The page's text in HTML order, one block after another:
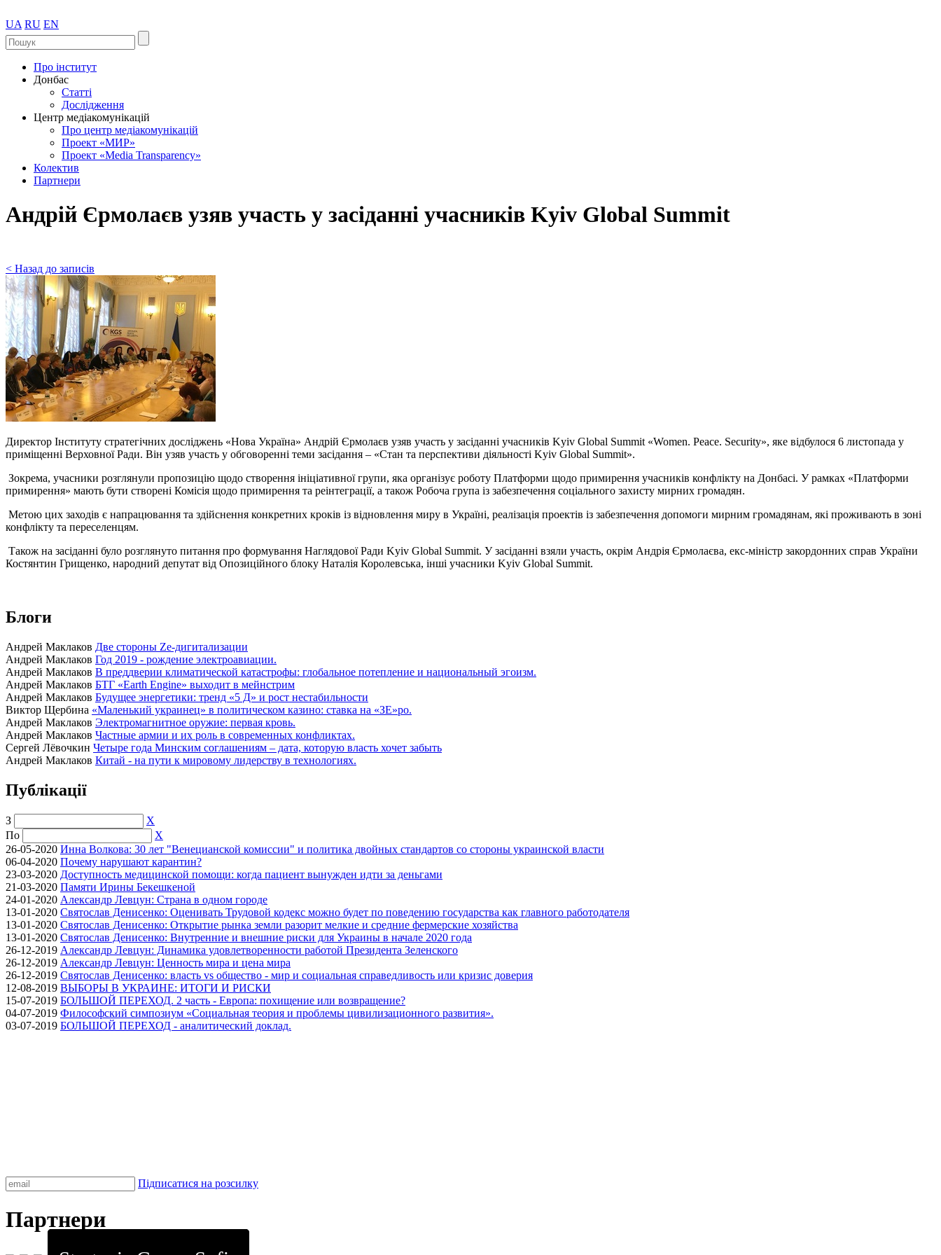
UA RU EN
Про інститут
Донбас
Статті
Дослідження
Центр медіакомунікацій
Про центр медіакомунікацій
Проект «МИР»
Проект «Media Transparency»
Колектив
Партнери
Андрій Єрмолаєв узяв участь у засіданні учасників Kyiv Global Summit
< Назад до записів
Директор Інституту стратегічних досліджень «Нова Україна» Андрій Єрмолаєв узяв участь у засіданні учасників Kyiv Global Summit «Women. Peace. Security», яке відбулося 6 листопада у
приміщенні Верховної Ради. Він узяв участь у обговоренні теми засідання – «Стан та перспективи діяльності Kyiv Global Summit».
Зокрема, учасники розглянули пропозицію щодо створення ініціативної групи, яка організує роботу Платформи щодо примирення учасників конфлікту на Донбасі. У рамках «Платформи
примирення» мають бути створені Комісія щодо примирення та реінтеграції, а також Робоча група із забезпечення соціального захисту мирних громадян.
Метою цих заходів є напрацювання та здійснення конкретних кроків із відновлення миру в Україні, реалізація проектів із забезпечення допомоги мирним громадянам, які проживають в зоні
конфлікту та переселенцям.
Також на засіданні було розглянуто питання про формування Наглядової Ради Kyiv Global Summit. У засіданні взяли участь, окрім Андрія Єрмолаєва, екс-міністр закордонних справ України
Костянтин Грищенко, народний депутат від Опозиційного блоку Наталія Королевська, інші учасники Kyiv Global Summit.
Блоги
Андрей Маклаков Две стороны Ze-дигитализации
Андрей Маклаков Год 2019 - рождение электроавиации.
Андрей Маклаков В преддверии климатической катастрофы: глобальное потепление и национальный эгоизм.
Андрей Маклаков БТГ «Earth Engine» выходит в мейнстрим
Андрей Маклаков Будущее энергетики: тренд «5 Д» и рост нестабильности
Виктор Щербина «Маленький украинец» в политическом казино: ставка на «ЗЕ»ро.
Андрей Маклаков Электромагнитное оружие: первая кровь.
Андрей Маклаков Частные армии и их роль в современных конфликтах.
Сергей Лёвочкин Четыре года Минским соглашениям – дата, которую власть хочет забыть
Андрей Маклаков Китай - на пути к мировому лидерству в технологиях.
Публікації
З
X
По
X
26-05-2020 Инна Волкова: 30 лет "Венецианской комиссии" и политика двойных стандартов со стороны украинской власти
06-04-2020 Почему нарушают карантин?
23-03-2020 Доступность медицинской помощи: когда пациент вынужден идти за деньгами
21-03-2020 Памяти Ирины Бекешкеной
24-01-2020 Александр Левцун: Страна в одном городе
13-01-2020 Святослав Денисенко: Оценивать Трудовой кодекс можно будет по поведению государства как главного работодателя
13-01-2020 Святослав Денисенко: Открытие рынка земли разорит мелкие и средние фермерские хозяйства
13-01-2020 Святослав Денисенко: Внутренние и внешние риски для Украины в начале 2020 года
26-12-2019 Александр Левцун: Динамика удовлетворенности работой Президента Зеленского
26-12-2019 Александр Левцун: Ценность мира и цена мира
26-12-2019 Святослав Денисенко: власть vs общество - мир и социальная справедливость или кризис доверия
12-08-2019 ВЫБОРЫ В УКРАИНЕ: ИТОГИ И РИСКИ
15-07-2019 БОЛЬШОЙ ПЕРЕХОД. 2 часть - Европа: похищение или возвращение?
04-07-2019 Философский симпозиум «Социальная теория и проблемы цивилизационного развития».
03-07-2019 БОЛЬШОЙ ПЕРЕХОД - аналитический доклад.
Підписатися на розсилку
Партнери